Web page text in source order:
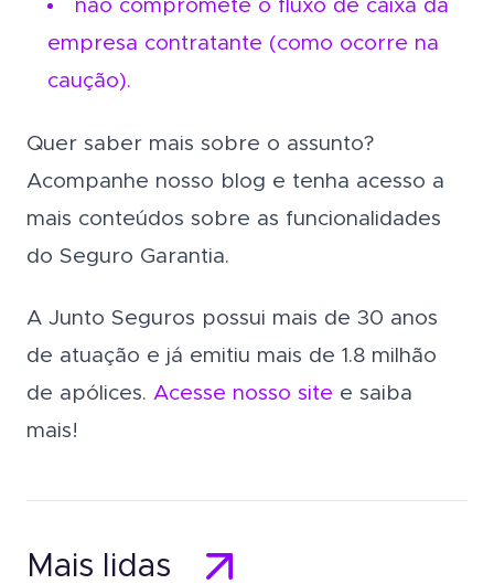
não compromete o fluxo de caixa da
empresa contratante (como ocorre na
caução).
Quer saber mais sobre o assunto?
Acompanhe nosso blog e tenha acesso a
mais conteúdos sobre as funcionalidades
do Seguro Garantia.
A Junto Seguros possui mais de 30 anos
de atuação e já emitiu mais de 1.8 milhão
de apólices. Acesse nosso site e saiba
mais!
Mais lidas